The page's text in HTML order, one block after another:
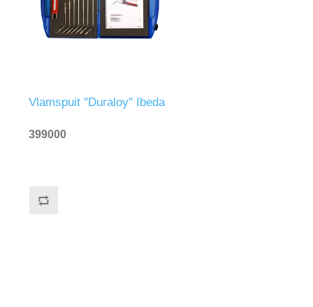
Vlamspuit "Duraloy" Ibeda
399000